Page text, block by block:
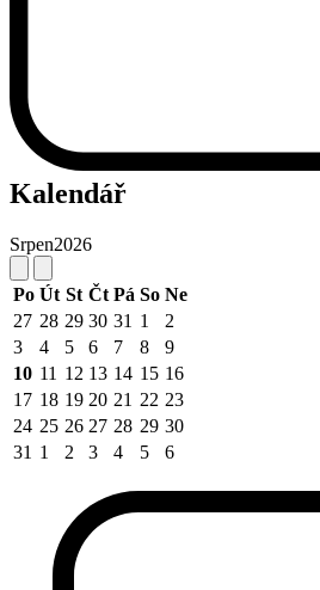
Kalendář
Srpen2026
Po Út St Čt Pá So Ne
27 28 29 30 31 1
2
3
4 5 6 7 8
9
10 11 12 13 14 15 16
17 18 19 20 21 22 23
24 25 26 27 28 29 30
31 1 2 3 4 5 6